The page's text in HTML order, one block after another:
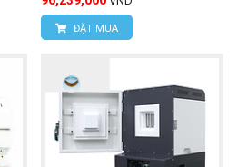
ĐẶT MUA